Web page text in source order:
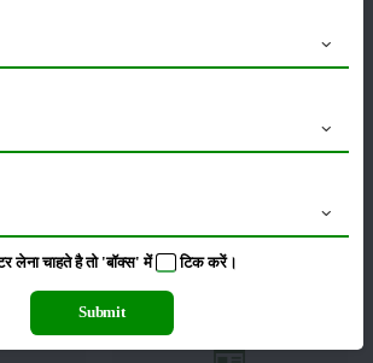
समाचार
लेना चाहते है तो 'बॉक्स' में टिककरें।
Submit